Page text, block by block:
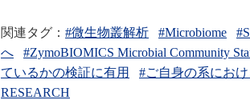
関連タグ： #微生物叢解析 #Microbiome
へ
#ZymoBIOMICS Microbial Community
ているかの検証に有用
#ご自身の系にお
RESEARCH